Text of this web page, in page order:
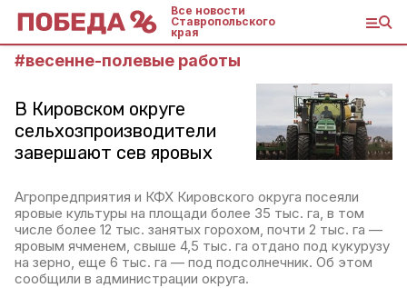
Все новости
Ставропольского
края
#весенне-полевые работы
В Кировском округе
сельхозпроизводители
завершают сев яровых
Агропредприятия и КФХ Кировского округа посеяли
яровые культуры на площади более 35 тыс. га, в том
числе более 12 тыс. занятых горохом, почти 2 тыс. га —
яровым ячменем, свыше 4,5 тыс. га отдано под кукурузу
на зерно, еще 6 тыс. га — под подсолнечник. Об этом
сообщили в администрации округа.